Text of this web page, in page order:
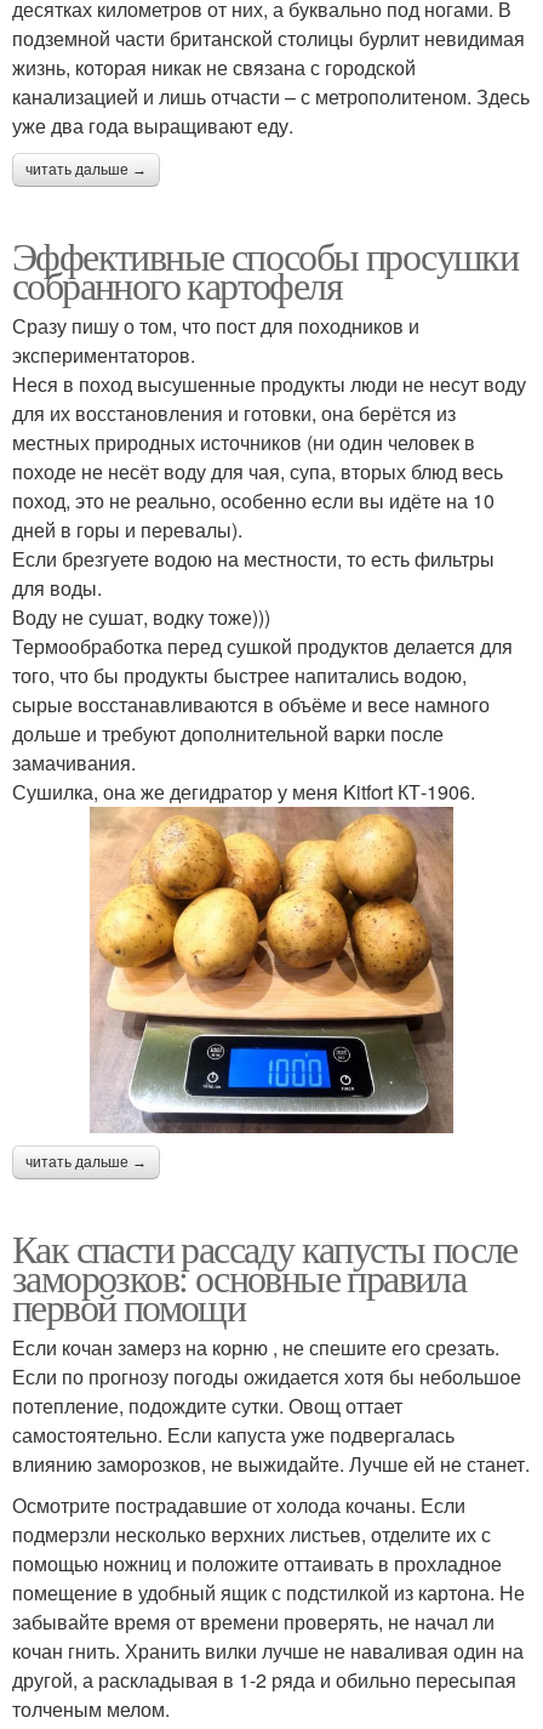
десятках километров от них, а буквально под ногами. В
подземной части британской столицы бурлит невидимая
жизнь, которая никак не связана с городской
канализацией и лишь отчасти – с метрополитеном. Здесь
уже два года выращивают еду.
читать дальше →
Эффективные способы просушки
собранного картофеля
Сразу пишу о том, что пост для походников и
экспериментаторов.
Неся в поход высушенные продукты люди не несут воду
для их восстановления и готовки, она берётся из
местных природных источников (ни один человек в
походе не несёт воду для чая, супа, вторых блюд весь
поход, это не реально, особенно если вы идёте на 10
дней в горы и перевалы).
Если брезгуете водою на местности, то есть фильтры
для воды.
Воду не сушат, водку тоже)))
Термообработка перед сушкой продуктов делается для
того, что бы продукты быстрее напитались водою,
сырые восстанавливаются в объёме и весе намного
дольше и требуют дополнительной варки после
замачивания.
Сушилка, она же дегидратор у меня Kitfort КТ-1906.
читать дальше →
Как спасти рассаду капусты после
заморозков: основные правила
первой помощи
Если кочан замерз на корню , не спешите его срезать.
Если по прогнозу погоды ожидается хотя бы небольшое
потепление, подождите сутки. Овощ оттает
самостоятельно. Если капуста уже подвергалась
влиянию заморозков, не выжидайте. Лучше ей не станет.
Осмотрите пострадавшие от холода кочаны. Если
подмерзли несколько верхних листьев, отделите их с
помощью ножниц и положите оттаивать в прохладное
помещение в удобный ящик с подстилкой из картона. Не
забывайте время от времени проверять, не начал ли
кочан гнить. Хранить вилки лучше не наваливая один на
другой, а раскладывая в 1-2 ряда и обильно пересыпая
толченым мелом.